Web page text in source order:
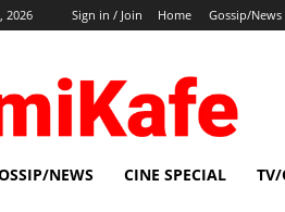
2026 Sign in / Join Home Gossip/News
NEWS CINE SPECIAL TV/